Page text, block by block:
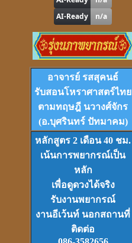
โปรแกรมTian-Tek Pro
Version 1
ราคา 1,000
DVDเรียนดวงจีน
ชุดที่1-2-3
อาจารย์ รสสุคนธ์
รับสอนโหราศาสตร์ไทย
ตามทฤษฎี นวางศ์จักร
(อ.บุศรินทร์ ปัทมาคม)
หลักสูตร 2 เดือน 40 ชม.
เน้นการพยากรณ์เป็น
หลัก
เพื่อดูดวงได้จริง
รับงานพยากรณ์
งานอีเว้นท์ นอกสถานที่
ติดต่อ